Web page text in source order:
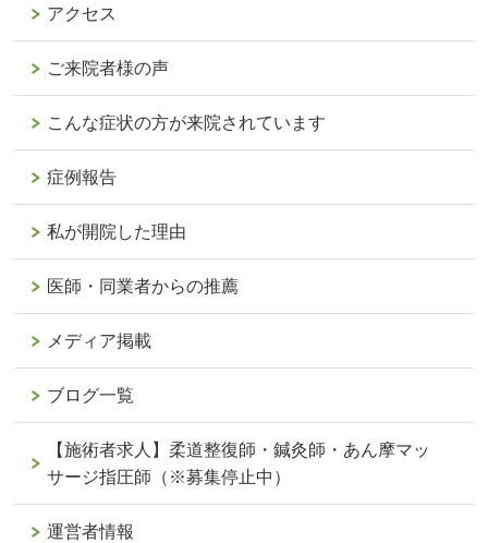
アクセス
ご来院者様の声
こんな症状の方が来院されています
症例報告
私が開院した理由
医師・同業者からの推薦
メディア掲載
ブログ一覧
【施術者求人】柔道整復師・鍼灸師・あん摩マッ
サージ指圧師（※募集停止中）
運営者情報